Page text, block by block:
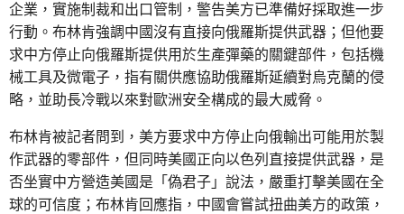
企業，實施制裁和出口管制，警告美方已準備好採取進一步
行動。布林肯強調中國沒有直接向俄羅斯提供武器；但他要
求中方停止向俄羅斯提供用於生產彈藥的關鍵部件，包括機
械工具及微電子，指有關供應協助俄羅斯延續對烏克蘭的侵
略，並助長冷戰以來對歐洲安全構成的最大威脅。
布林肯被記者問到，美方要求中方停止向俄輸出可能用於製
作武器的零部件，但同時美國正向以色列直接提供武器，是
否坐實中方營造美國是「偽君子」說法，嚴重打擊美國在全
球的可信度；布林肯回應指，中國會嘗試扭曲美方的政策，